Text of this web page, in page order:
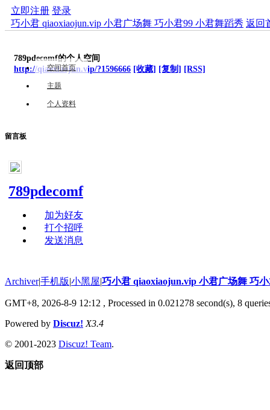
立即注册 登录
巧小君 qiaoxiaojun.vip 小君广场舞 巧小君99 小君舞蹈秀 返回
789pdecomf的个人空间
http://qiaoxiaojun.vip/?1596666 [收藏] [复制] [RSS]
空间首页
主题
个人资料
留言板
789pdecomf
加为好友
打个招呼
发送消息
Archiver|手机版|小黑屋|巧小君 qiaoxiaojun.vip 小君广场舞 巧
GMT+8, 2026-8-9 12:12 , Processed in 0.021278 second(s), 8
Powered by Discuz! X3.4
© 2001-2023 Discuz! Team.
返回顶部